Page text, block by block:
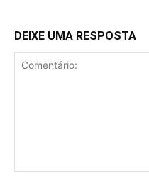
DEIXE UMA RESPOSTA